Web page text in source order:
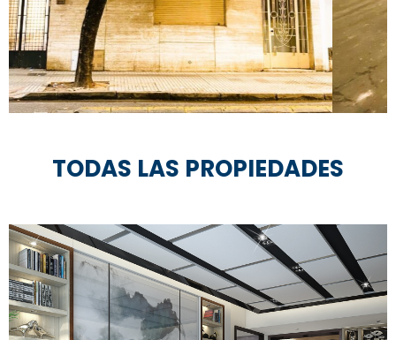
Primero De Mayo E/ Gaboto Y Garay
TODAS LAS PROPIEDADES
Casas en venta y alquiler